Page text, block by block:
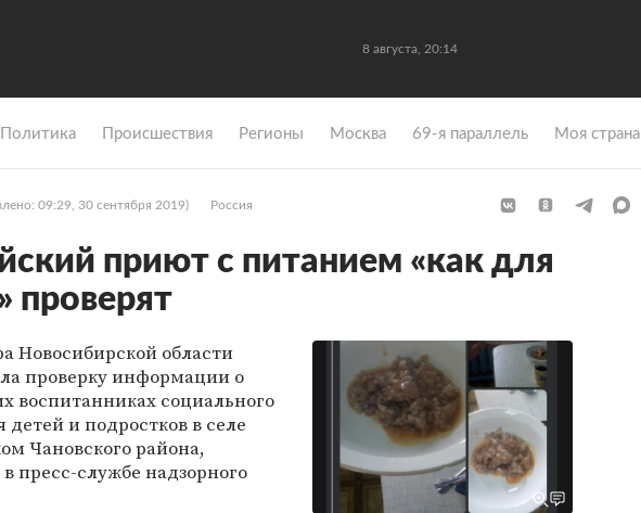
8 августа, 20:14
Политика Происшествия Регионы Москва 69-я параллель Моя страна
09:29, 30 сентября 2019) Россия
приют с питанием «как для
проверят
Новосибирской области
проверку информации о
воспитанниках социального
и подростков в селе
Чановского района,
в пресс-службе надзорного